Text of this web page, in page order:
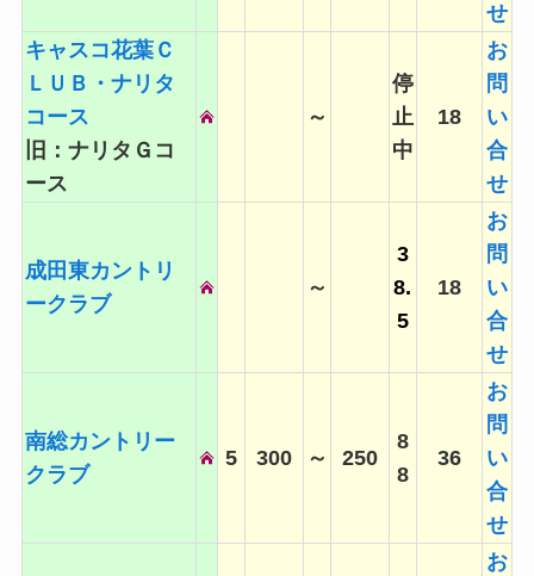
せ
キャスコ花葉Ｃ
ＬＵＢ・ナリタ
コース
旧：ナリタＧコ
ース
～
停
止
中
18
お
問
い
合
せ
成田東カントリ
ークラブ
～
3
8.
5
18
お
問
い
合
せ
南総カントリー
クラブ
5 300 ～ 250
8
8
36
お
問
い
合
せ
お